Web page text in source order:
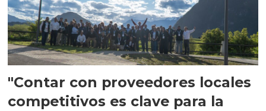
"Contar con proveedores locales
competitivos es clave para la